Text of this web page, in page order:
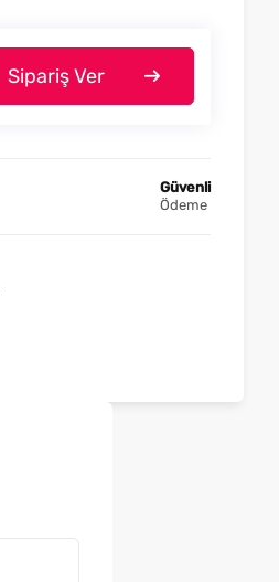
Sipariş Ver
Güvenli
Ödeme